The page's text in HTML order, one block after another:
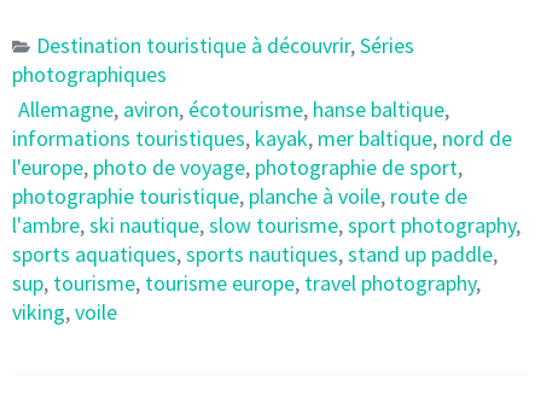
Destination touristique à découvrir,Séries
photographiques
Allemagne, aviron, écotourisme, hanse baltique,
informations touristiques, kayak, mer baltique, nord de
l'europe, photo de voyage, photographie de sport,
photographie touristique, planche à voile, route de
l'ambre,ski nautique,slow tourisme,sport photography,
sports aquatiques,sports nautiques,stand up paddle,
sup, tourisme, tourisme europe, travel photography,
viking,voile